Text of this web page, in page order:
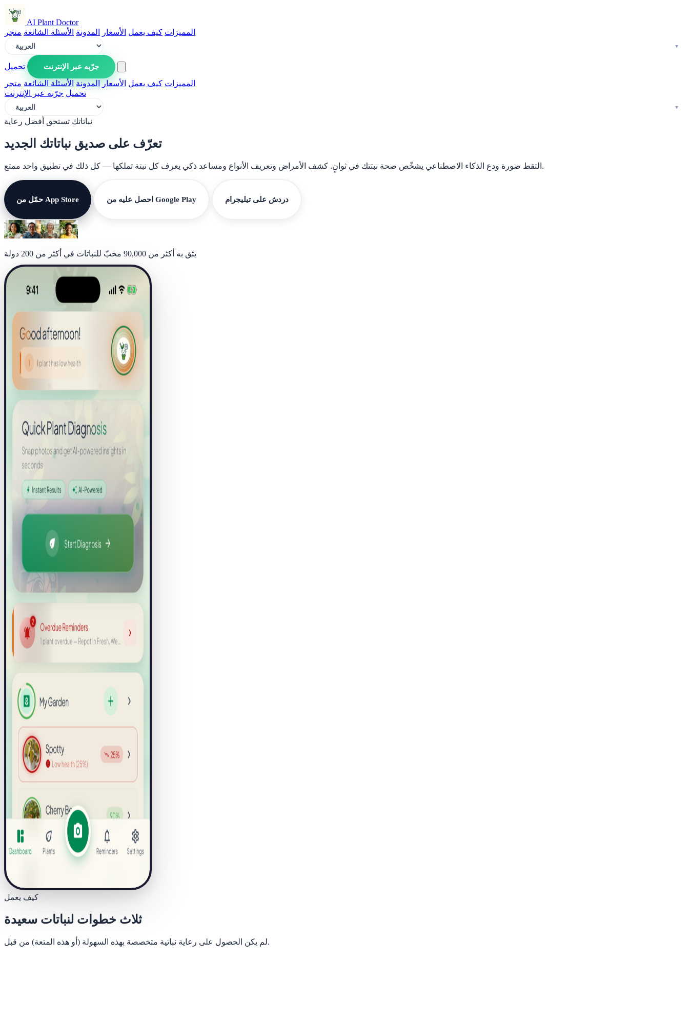
AI Plant Doctor
المميزات كيف يعمل الأسعار المدونة الأسئلة الشائعة متجر
تحميل
جرّبه عبر الإنترنت
المميزات كيف يعمل الأسعار المدونة الأسئلة الشائعة متجر
تحميل جرّبه عبر الإنترنت
نباتاتك تستحق أفضل رعاية
تعرّف على صديق نباتاتك الجديد
التقط صورة ودع الذكاء الاصطناعي يشخّص صحة نبتتك في ثوانٍ. كشف الأمراض وتعريف الأنواع ومساعد ذكي يعرف كل نبتة تملكها — كل ذلك في تطبيق واحد ممتع.
حمّل من App Store احصل عليه من Google Play دردش على تيليجرام
يثق به أكثر من 90,000 محبّ للنباتات في أكثر من 200 دولة
كيف يعمل
ثلاث خطوات لنباتات سعيدة
لم يكن الحصول على رعاية نباتية متخصصة بهذه السهولة (أو هذه المتعة) من قبل.